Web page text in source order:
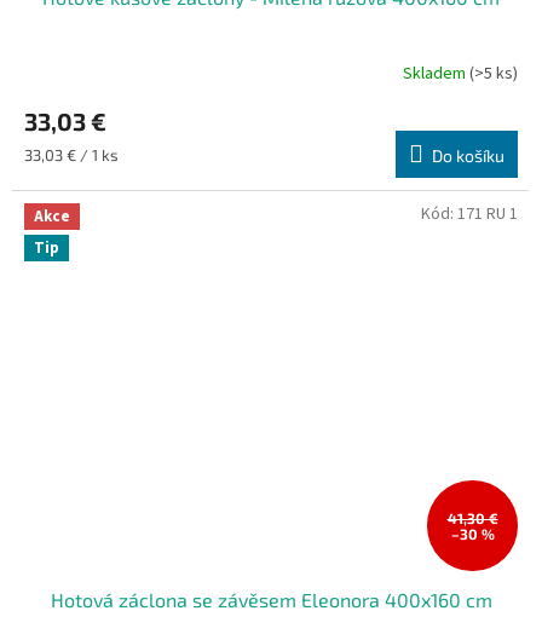
Skladem (>5 ks)
33,03 €
Měrná
33,03 € / 1 ks Do košíku
Akce
Tip
41,30 €
–30 %
Hotová záclona se závěsem Eleonora 400x160 cm
Kód: 171 RU 1